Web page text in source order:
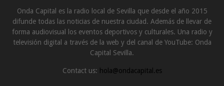
Onda Capital es la radio local de Sevilla que desde el año 2015
difunde todas las noticias de nuestra ciudad. Además de llevar de
forma audiovisual los eventos deportivos y culturales. Una radio y
televisión digital a través de la web y del canal de YouTube: Onda
Capital Sevilla.
Contact us: hola@ondacapital.es